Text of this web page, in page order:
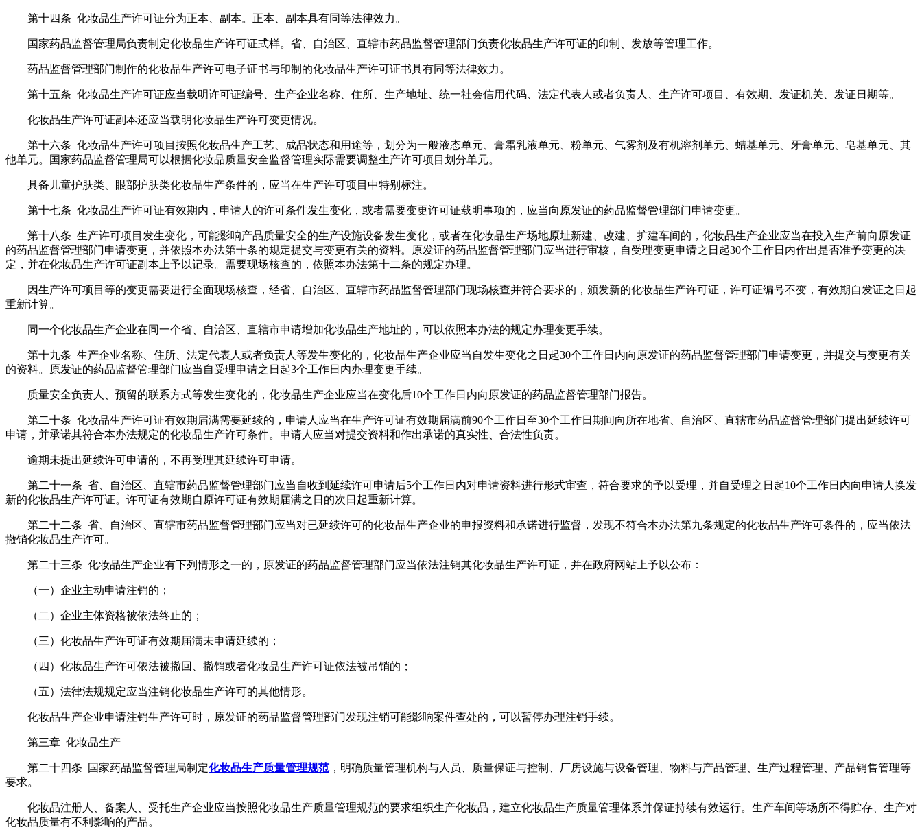
第十四条 化妆品生产许可证分为正本、副本。正本、副本具有同等法律效力。
国家药品监督管理局负责制定化妆品生产许可证式样。省、自治区、直辖市药品监督管理部门负责化妆品生产许可证的印制、发放等管理工作。
药品监督管理部门制作的化妆品生产许可电子证书与印制的化妆品生产许可证书具有同等法律效力。
第十五条 化妆品生产许可证应当载明许可证编号、生产企业名称、住所、生产地址、统一社会信用代码、法定代表人或者负责人、生产许可项目、有效期、发证机关、发证日期等。
化妆品生产许可证副本还应当载明化妆品生产许可变更情况。
第十六条 化妆品生产许可项目按照化妆品生产工艺、成品状态和用途等，划分为一般液态单元、膏霜乳液单元、粉单元、气雾剂及有机溶剂单元、蜡基单元、牙膏单元、皂基单元、其
他单元。国家药品监督管理局可以根据化妆品质量安全监督管理实际需要调整生产许可项目划分单元。
具备儿童护肤类、眼部护肤类化妆品生产条件的，应当在生产许可项目中特别标注。
第十七条 化妆品生产许可证有效期内，申请人的许可条件发生变化，或者需要变更许可证载明事项的，应当向原发证的药品监督管理部门申请变更。
第十八条 生产许可项目发生变化，可能影响产品质量安全的生产设施设备发生变化，或者在化妆品生产场地原址新建、改建、扩建车间的，化妆品生产企业应当在投入生产前向原发证
的药品监督管理部门申请变更，并依照本办法第十条的规定提交与变更有关的资料。原发证的药品监督管理部门应当进行审核，自受理变更申请之日起30个工作日内作出是否准予变更的决
定，并在化妆品生产许可证副本上予以记录。需要现场核查的，依照本办法第十二条的规定办理。
因生产许可项目等的变更需要进行全面现场核查，经省、自治区、直辖市药品监督管理部门现场核查并符合要求的，颁发新的化妆品生产许可证，许可证编号不变，有效期自发证之日起
重新计算。
同一个化妆品生产企业在同一个省、自治区、直辖市申请增加化妆品生产地址的，可以依照本办法的规定办理变更手续。
第十九条 生产企业名称、住所、法定代表人或者负责人等发生变化的，化妆品生产企业应当自发生变化之日起30个工作日内向原发证的药品监督管理部门申请变更，并提交与变更有关
的资料。原发证的药品监督管理部门应当自受理申请之日起3个工作日内办理变更手续。
质量安全负责人、预留的联系方式等发生变化的，化妆品生产企业应当在变化后10个工作日内向原发证的药品监督管理部门报告。
第二十条 化妆品生产许可证有效期届满需要延续的，申请人应当在生产许可证有效期届满前90个工作日至30个工作日期间向所在地省、自治区、直辖市药品监督管理部门提出延续许可
申请，并承诺其符合本办法规定的化妆品生产许可条件。申请人应当对提交资料和作出承诺的真实性、合法性负责。
逾期未提出延续许可申请的，不再受理其延续许可申请。
第二十一条 省、自治区、直辖市药品监督管理部门应当自收到延续许可申请后5个工作日内对申请资料进行形式审查，符合要求的予以受理，并自受理之日起10个工作日内向申请人换发
新的化妆品生产许可证。许可证有效期自原许可证有效期届满之日的次日起重新计算。
第二十二条 省、自治区、直辖市药品监督管理部门应当对已延续许可的化妆品生产企业的申报资料和承诺进行监督，发现不符合本办法第九条规定的化妆品生产许可条件的，应当依法
撤销化妆品生产许可。
第二十三条 化妆品生产企业有下列情形之一的，原发证的药品监督管理部门应当依法注销其化妆品生产许可证，并在政府网站上予以公布：
（一）企业主动申请注销的；
（二）企业主体资格被依法终止的；
（三）化妆品生产许可证有效期届满未申请延续的；
（四）化妆品生产许可依法被撤回、撤销或者化妆品生产许可证依法被吊销的；
（五）法律法规规定应当注销化妆品生产许可的其他情形。
化妆品生产企业申请注销生产许可时，原发证的药品监督管理部门发现注销可能影响案件查处的，可以暂停办理注销手续。
第三章 化妆品生产
第二十四条 国家药品监督管理局制定化妆品生产质量管理规范，明确质量管理机构与人员、质量保证与控制、厂房设施与设备管理、物料与产品管理、生产过程管理、产品销售管理等
要求。
化妆品注册人、备案人、受托生产企业应当按照化妆品生产质量管理规范的要求组织生产化妆品，建立化妆品生产质量管理体系并保证持续有效运行。生产车间等场所不得贮存、生产对
化妆品质量有不利影响的产品。